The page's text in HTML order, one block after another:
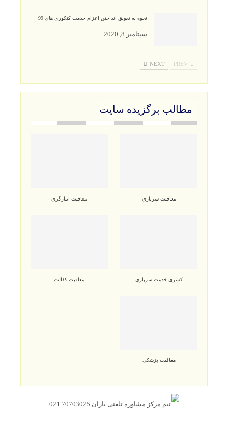
نحوه به تعویق انداختن اعزام خدمت کنکوری های 99
سپتامبر 8, 2020
NEXT
مطالب برگزیده سایت
معافیت سربازی معافیت ایثارگری
کسری خدمت سربازی معافیت کفالت
معافیت پزشکی